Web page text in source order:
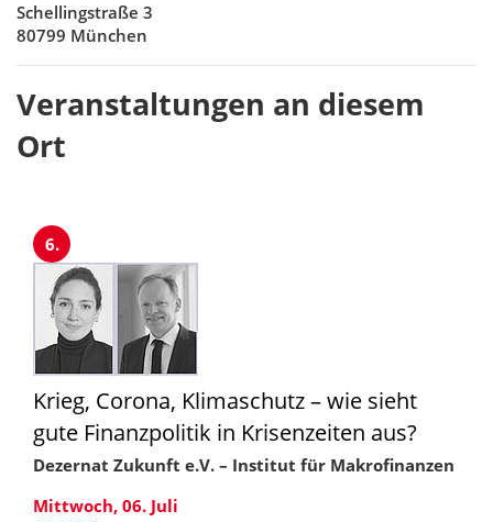
Schellingstraße 3
80799 München
Veranstaltungen an diesem
Ort
6.
Krieg, Corona, Klimaschutz – wie sieht
gute Finanzpolitik in Krisenzeiten aus?
Dezernat Zukunft e.V. – Institut für Makrofinanzen
Mittwoch, 06. Juli